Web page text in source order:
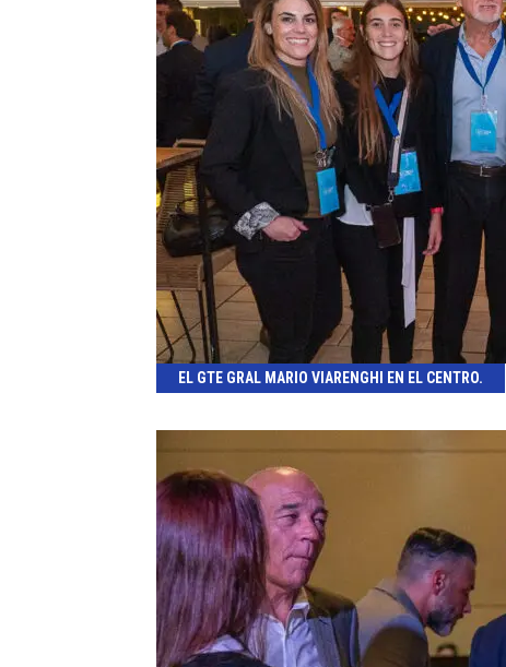
EL GTE GRAL MARIO VIARENGHI EN EL CENTRO.